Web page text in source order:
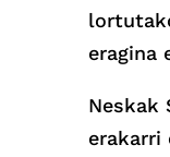
eragina
Neskak
erakarri